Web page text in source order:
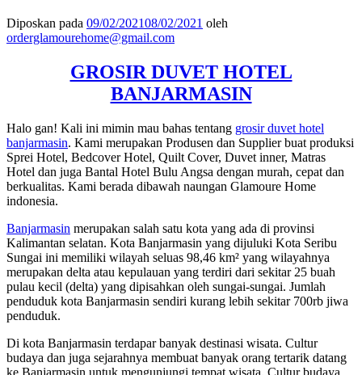
Diposkan pada 09/02/202108/02/2021 oleh
orderglamourehome@gmail.com
GROSIR DUVET HOTEL
BANJARMASIN
Halo gan! Kali ini mimin mau bahas tentang grosir duvet hotel
banjarmasin. Kami merupakan Produsen dan Supplier buat produksi
Sprei Hotel, Bedcover Hotel, Quilt Cover, Duvet inner, Matras
Hotel dan juga Bantal Hotel Bulu Angsa dengan murah, cepat dan
berkualitas. Kami berada dibawah naungan Glamoure Home
indonesia.
Banjarmasin merupakan salah satu kota yang ada di provinsi
Kalimantan selatan. Kota Banjarmasin yang dijuluki Kota Seribu
Sungai ini memiliki wilayah seluas 98,46 km² yang wilayahnya
merupakan delta atau kepulauan yang terdiri dari sekitar 25 buah
pulau kecil (delta) yang dipisahkan oleh sungai-sungai. Jumlah
penduduk kota Banjarmasin sendiri kurang lebih sekitar 700rb jiwa
penduduk.
Di kota Banjarmasin terdapar banyak destinasi wisata. Cultur
budaya dan juga sejarahnya membuat banyak orang tertarik datang
ke Banjarmasin untuk mengunjungi tempat wisata. Cultur budaya